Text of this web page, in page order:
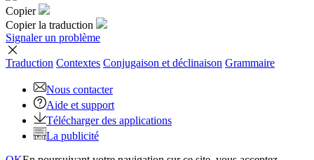
Copier
Copier la traduction
Signaler un problème
Traduction Contextes Conjugaison et déclinaison Grammaire
Nous contacter
Aide et support
Télécharger des applications
La publicité